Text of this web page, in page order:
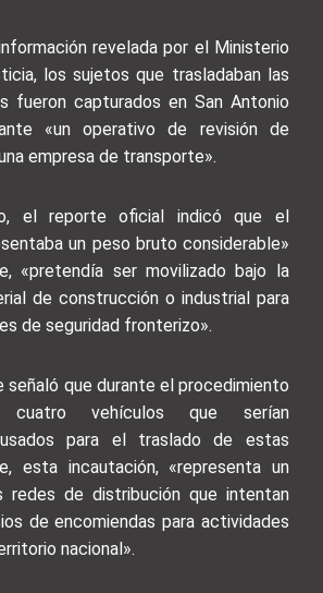
revelada por el Ministerio
los sujetos que trasladaban las
fueron capturados en San Antonio
«un operativo de revisión de
empresa de transporte».
el reporte oficial indicó que el
un peso bruto considerable»
«pretendía ser movilizado bajo la
de construcción o industrial para
de seguridad fronterizo».
señaló que durante el procedimiento
cuatro vehículos que serían
para el traslado de estas
esta incautación, «representa un
redes de distribución que intentan
de encomiendas para actividades
nacional».